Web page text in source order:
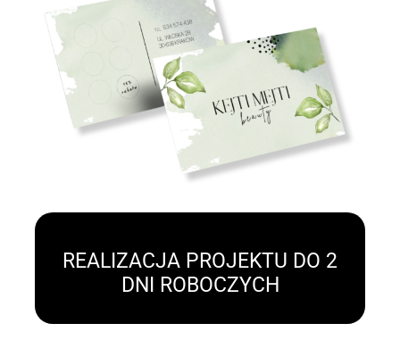
REALIZACJA PROJEKTU DO 2
DNI ROBOCZYCH